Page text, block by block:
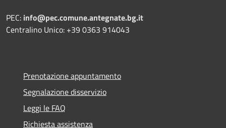
PEC: info@pec.comune.antegnate.bg.it
Centralino Unico: +39 0363 914043
Prenotazione appuntamento
Segnalazione disservizio
Leggi le FAQ
Richiesta assistenza